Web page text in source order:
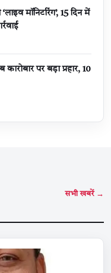
मॉनिटरिंग’, 15 दिन में
पर बड़ा प्रहार, 10
सभी खबरें →